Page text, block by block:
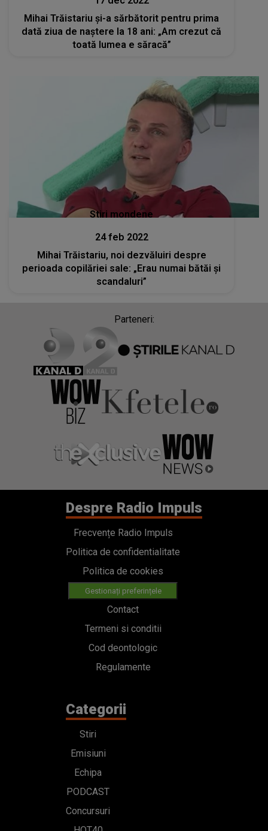
Mihai Trăistariu și-a sărbătorit pentru prima
dată ziua de naștere la 18 ani: „Am crezut că
toată lumea e săracă”
Stiri mondene
24 feb 2022
Mihai Trăistariu, noi dezvăluiri despre
perioada copilăriei sale: „Erau numai bătăi și
scandaluri”
Parteneri:
Despre Radio Impuls
Frecvențe Radio Impuls
Politica de confidentialitate
Politica de cookies
Gestionați preferințele
Contact
Termeni si conditii
Cod deontologic
Regulamente
Categorii
Stiri
Emisiuni
Echipa
PODCAST
Concursuri